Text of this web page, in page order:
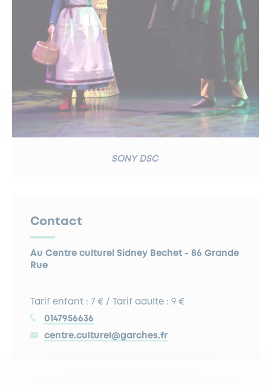
SONY DSC
Contact
Au Centre culturel Sidney Bechet - 86 Grande
Rue
Tarif enfant : 7 € / Tarif adulte : 9 €
0147956636
centre.culturel@garches.fr